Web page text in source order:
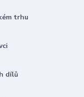
trhu
dílů